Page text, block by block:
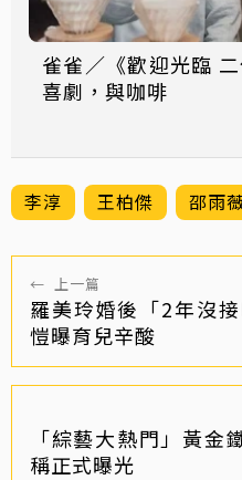
雀雀／《歡迎光臨
喜劇，與咖啡
李淳 王柏傑 邵雨
← 上一篇
羅美玲婚後「2年沒
愷曝育兒辛酸
「綜藝大熱門」黃金
稱正式曝光